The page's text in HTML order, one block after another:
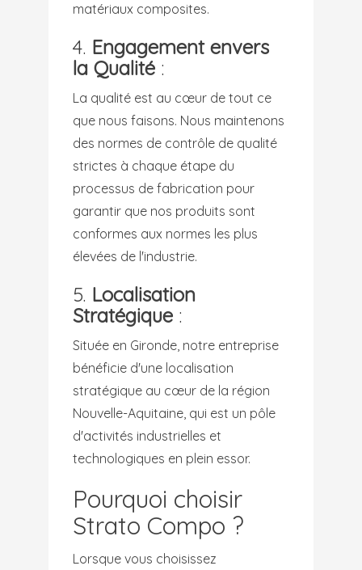
matériaux composites.
4. Engagement envers
la Qualité :
La qualité est au cœur de tout ce
que nous faisons. Nous maintenons
des normes de contrôle de qualité
strictes à chaque étape du
processus de fabrication pour
garantir que nos produits sont
conformes aux normes les plus
élevées de l'industrie.
5. Localisation
Stratégique :
Située en Gironde, notre entreprise
bénéficie d'une localisation
stratégique au cœur de la région
Nouvelle-Aquitaine, qui est un pôle
d'activités industrielles et
technologiques en plein essor.
Pourquoi choisir
Strato Compo ?
Lorsque vous choisissez